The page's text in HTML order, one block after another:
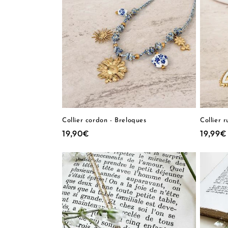
Collier cordon - Breloques
Prix
19,90€
Collier
Prix
19,99€